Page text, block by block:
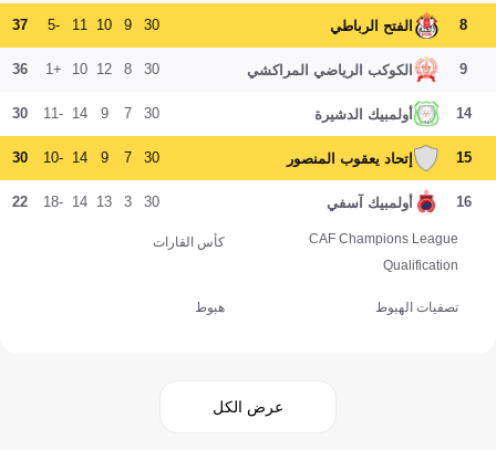
8 الفتح الرباطي 30
9
10
11
-5
37
9 الكوكب الرياضي المراكشي 30
8
12
10
+1
36
14 أولمبيك الدشيرة 30
7
9
14
-11
30
15 إتحاد يعقوب المنصور 30
7
9
14
-10
30
16 أولمبيك آسفي 30
3
13
14
-18
22
CAF Champions League
Qualification
كأس القارات
تصفيات الهبوط هبوط
عرض الكل